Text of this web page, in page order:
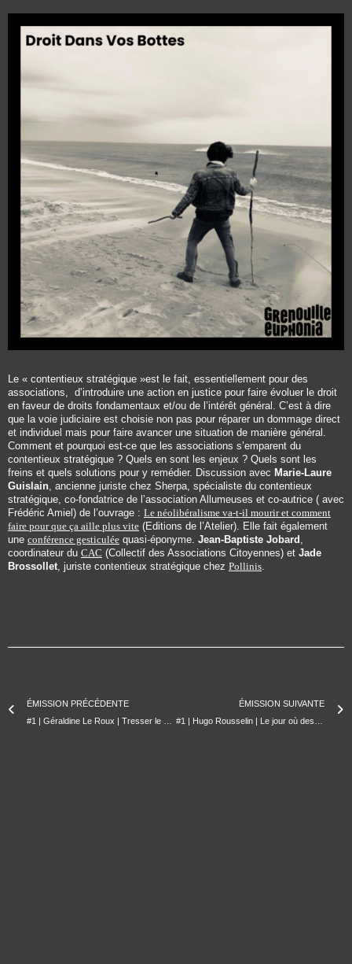
Le « contentieux stratégique »est le fait, essentiellement pour des
associations, d’introduire une action en justice pour faire évoluer le droit
en faveur de droits fondamentaux et/ou de l’intérêt général. C’est à dire
que la voie judiciaire est choisie non pas pour réparer un dommage direct
et individuel mais pour faire avancer une situation de manière général.
Comment et pourquoi est-ce que les associations s’emparent du
contentieux stratégique ? Quels en sont les enjeux ? Quels sont les
freins et quels solutions pour y remédier. Discussion avec Marie-Laure
Guislain, ancienne juriste chez Sherpa, spécialiste du contentieux
stratégique, co-fondatrice de l’association Allumeuses et co-autrice ( avec
Frédéric Amiel) de l’ouvrage : Le néolibéralisme va-t-il mourir et comment
faire pour que ça aille plus vite (Editions de l’Atelier). Elle fait également
une conférence gesticulée quasi-éponyme. Jean-Baptiste Jobard ,
coordinateur du CAC (Collectif des Associations Citoyennes) et Jade
Brossollet, juriste contentieux stratégique chez Pollinis.
ÉMISSION PRÉCÉDENTE
ÉMISSION SUIVANTE